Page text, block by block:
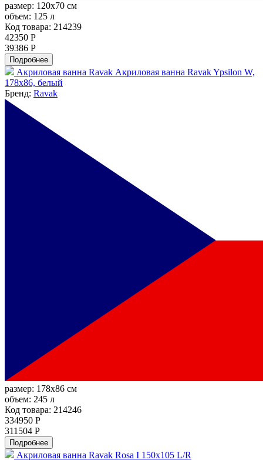
размер: 120x70 см
объем: 125 л
Код товара: 214239
42350 Р
39386 Р
Подробнее
Акриловая ванна Ravak Акриловая ванна Ravak Ypsilon W,
178x86, белый
Бренд: Ravak
размер: 178x86 см
объем: 245 л
Код товара: 214246
334950 Р
311504 Р
Подробнее
Акриловая ванна Ravak Rosa I 150x105 L/R